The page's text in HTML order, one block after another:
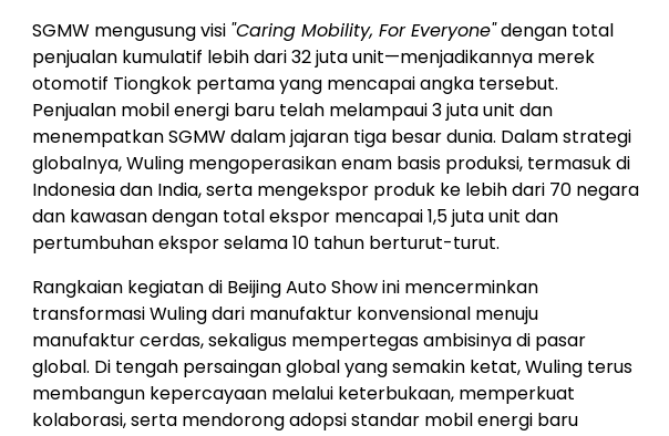
SGMW mengusung visi "Caring Mobility, For Everyone"dengan total
penjualan kumulatif lebih dari 32 juta unit—menjadikannya merek
otomotif Tiongkok pertama yang mencapai angka tersebut.
Penjualan mobil energi baru telah melampaui 3 juta unit dan
menempatkan SGMW dalam jajaran tiga besar dunia. Dalam strategi
globalnya, Wuling mengoperasikan enam basis produksi, termasuk di
Indonesia dan India, serta mengekspor produk ke lebih dari 70 negara
dan kawasan dengan total ekspor mencapai 1,5 juta unit dan
pertumbuhan ekspor selama 10 tahun berturut-turut.
Rangkaian kegiatan di Beijing Auto Show ini mencerminkan
transformasi Wuling dari manufaktur konvensional menuju
manufaktur cerdas, sekaligus mempertegas ambisinya di pasar
global. Di tengah persaingan global yang semakin ketat, Wuling terus
membangun kepercayaan melalui keterbukaan, memperkuat
kolaborasi, serta mendorong adopsi standar mobil energi baru